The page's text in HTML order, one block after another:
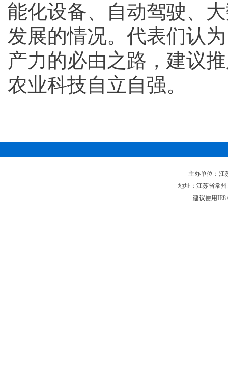
能化设备、自动驾驶、
发展的情况。代表们认
产力的必由之路，建议
农业科技自立自强。
主办单位：江
地址：江苏省常州
建议使用